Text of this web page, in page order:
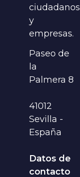
ciudadanos
y
empresas.
Paseo de
la
Palmera 8
41012
Sevilla -
España
Datos de
contacto